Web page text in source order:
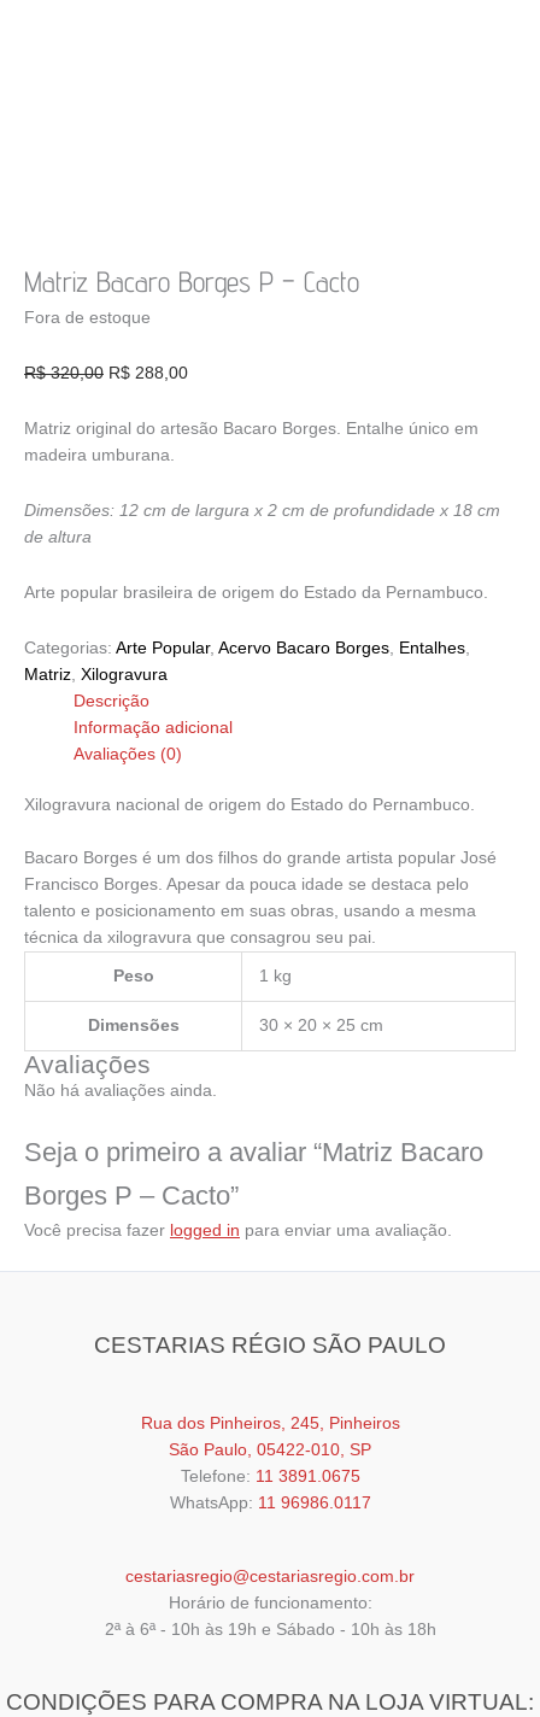
Matriz Bacaro Borges P – Cacto
R$320,00 O
original
era:
R$ 288,00O
atual
Matriz original do artesão Bacaro Borges. Entalhe único em
madeira umburana.
Dimensões: 12 cm de largura x 2 cm de profundidade x 18 cm
de altura
Arte popular brasileira de origem do Estado da Pernambuco.
Fora de estoque
Categorias: Arte Popular, Acervo Bacaro Borges Entalhes
Matriz Xilogravura
Descrição
Informação adicional
Avaliações (0)
Xilogravura nacional de origem do Estado do Pernambuco.
Bacaro Borges é um dos filhos do grande artista popular José
Francisco Borges. Apesar da pouca idade se destaca pelo
talento e posicionamento em suas obras, usando a mesma
técnica da xilogravura que consagrou seu pai.
Peso 1 kg
Dimensões 30 × 20 × 25 cm
Avaliações
Não há avaliações ainda.
Seja o primeiro a avaliar “Matriz Bacaro
Borges P – Cacto”
Você precisa fazer logged in para enviar uma avaliação.
CESTARIAS RÉGIO SÃO PAULO
Rua dos Pinheiros, 245, Pinheiros
São Paulo, 05422-010, SP
Telefone: 11 3891.0675
WhatsApp: 11 96986.0117
cestariasregio@cestariasregio.com.br
Horário de funcionamento:
2ª à 6ª - 10h às 19h e Sábado - 10h às 18h
CONDIÇÕES PARA COMPRA NA LOJA VIRTUAL: